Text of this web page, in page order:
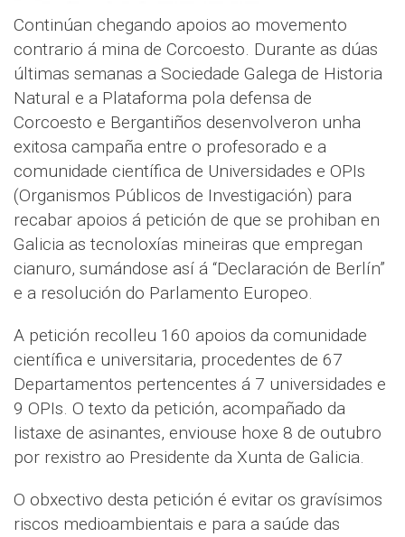
Continúan chegando apoios ao movemento
contrario á mina de Corcoesto. Durante as dúas
últimas semanas a Sociedade Galega de Historia
Natural e a Plataforma pola defensa de
Corcoesto e Bergantiños desenvolveron unha
exitosa campaña entre o profesorado e a
comunidade científica de Universidades e OPIs
(Organismos Públicos de Investigación) para
recabar apoios á petición de que se prohiban en
Galicia as tecnoloxías mineiras que empregan
cianuro, sumándose así á “Declaración de Berlín”
e a resolución do Parlamento Europeo.
A petición recolleu 160 apoios da comunidade
científica e universitaria, procedentes de 67
Departamentos pertencentes á 7 universidades e
9 OPIs. O texto da petición, acompañado da
listaxe de asinantes, enviouse hoxe 8 de outubro
por rexistro ao Presidente da Xunta de Galicia.
O obxectivo desta petición é evitar os gravísimos
riscos medioambientais e para a saúde das